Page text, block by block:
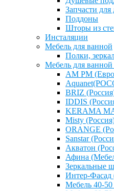
Запчасти
Поддоны
Шторы из
Инсталяции
Мебель для ванной
Полки,
Мебель для
AM PM
BRIZ
IDDIS
KERAMA
Misty
ОRANGE
Sanstar
Акватон
Афина
Зеркальные
Интер-Фасад
Мебель 40-